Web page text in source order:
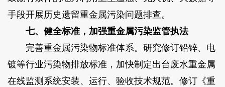
手段开展历史遗留重金属污染问题排查。
七、健全标准，加强重金属污染监管执法
完善重金属污染物标准体系。研究修订铅锌、电
镀等行业污染物排放标准，加快制定出台废水重金属
在线监测系统安装、运行、验收技术规范。修订《重